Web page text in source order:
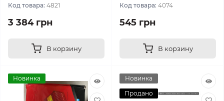
Код товара: 4821
3 384 грн
В корзину
Код товара: 4074
545 грн
В корзину
Новинка
Новинка
Продано